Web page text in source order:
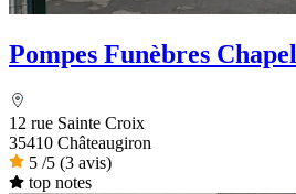
Pompes Funèbres
12 rue Sainte Croix
35410 Châteaugiron
5 /5 (3 avis)
top notes